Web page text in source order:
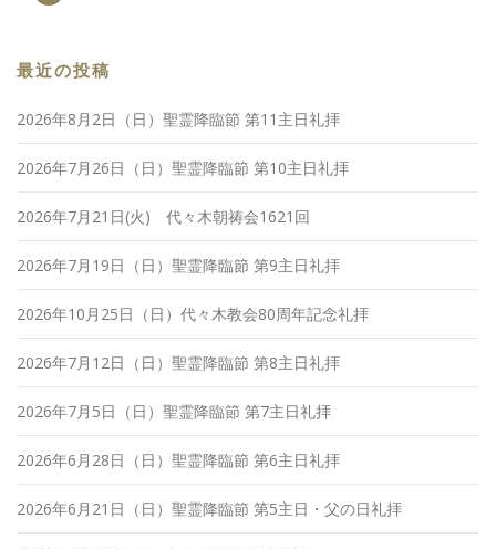
最近の投稿
2026年8月2日（日）聖霊降臨節 第11主日礼拝
2026年7月26日（日）聖霊降臨節 第10主日礼拝
2026年7月21日(火) 代々木朝祷会1621回
2026年7月19日（日）聖霊降臨節 第9主日礼拝
2026年10月25日（日）代々木教会80周年記念礼拝
2026年7月12日（日）聖霊降臨節 第8主日礼拝
2026年7月5日（日）聖霊降臨節 第7主日礼拝
2026年6月28日（日）聖霊降臨節 第6主日礼拝
2026年6月21日（日）聖霊降臨節 第5主日・父の日礼拝